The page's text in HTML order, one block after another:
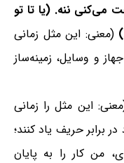
می‌کنی ننه. (یا تا تو
(معنی: این مثل زمانی
و وسایل، زمینه‌ساز
این مثل را زمانی
برابر حریف یاد کنند؛
من کار را به پایان